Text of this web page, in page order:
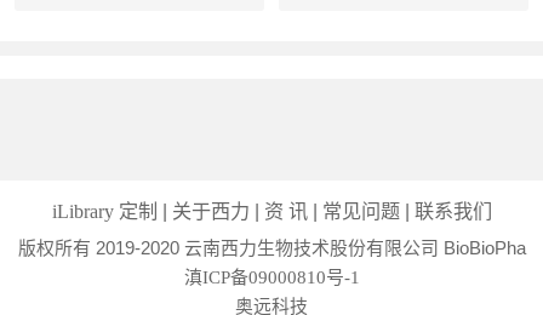
iLibrary 定制 | 关于西力 | 资 讯| 常见问题| 联系我们
版权所有 2019-2020 云南西力生物技术股份有限公司 BioBioPha
滇ICP备09000810号-1
奥远科技